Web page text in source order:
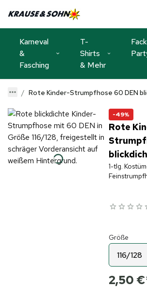
Karneval
&
Fasching
T-
Shirts
& Mehr
Rote Kinder-Strumpfhose 60 DEN
-49%
Rote
1-tlg.
Größe
116/128
2,50 €